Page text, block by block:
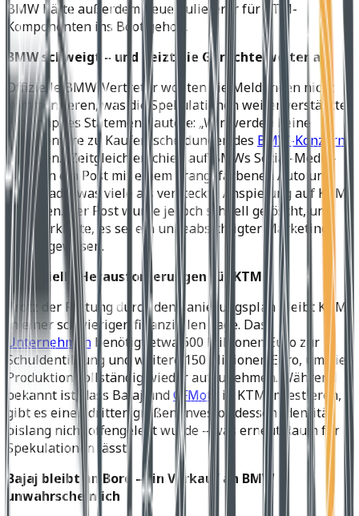
BMW hätte außerdem neue Zulieferer für KTM-
Komponenten ins Boot geholt.
BMW schweigt – und heizt die Gerüchte weiter an
Offizielle BMW-Vertreter wollten die Meldungen nicht
kommentieren, was die Spekulationen weiter verstärkte.
Ein knappes Statement lautete: „Wir werden keine
Kommentare zu Kaufentscheidungen des BMW-Konzerns
abgeben.“ Zeitgleich erschien auf BMWs Social-Media-
Kanälen ein Post mit einem orangefarbenen Auto und
Motorrad – was viele als versteckte Anspielung auf KTM
deuteten. Der Post wurde jedoch schnell gelöscht, und
BMW erklärte, es sei ein unbeabsichtigter Marketing-
Fehler gewesen.
Finanzielle Herausforderungen für KTM
Trotz der Rettung durch den Sanierungsplan bleibt KTM
in einer schwierigen finanziellen Lage. Das
Unternehmen benötigt etwa 600 Millionen Euro zur
Schuldentilgung und weitere 150 Millionen Euro, um die
Produktion vollständig wieder aufzunehmen. Während
bekannt ist, dass Bajaj undCFMoto in KTM investieren,
gibt es einen dritten großen Investor, dessen Identität
bislang nicht offengelegt wurde – was erneut Raum für
Spekulationen lässt.
Bajaj bleibt an Bord – Ein Verkauf an BMW
unwahrscheinlich